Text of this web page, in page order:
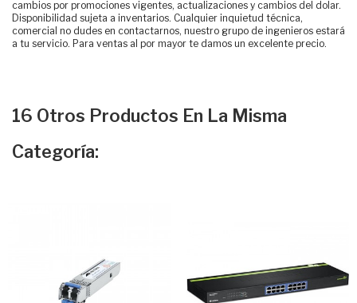
cambios por promociones vigentes, actualizaciones y cambios del dolar.
Disponibilidad sujeta a inventarios. Cualquier inquietud técnica,
comercial no dudes en contactarnos, nuestro grupo de ingenieros estará
a tu servicio. Para ventas al por mayor te damos un excelente precio.
16 Otros Productos En La Misma
Categoría: